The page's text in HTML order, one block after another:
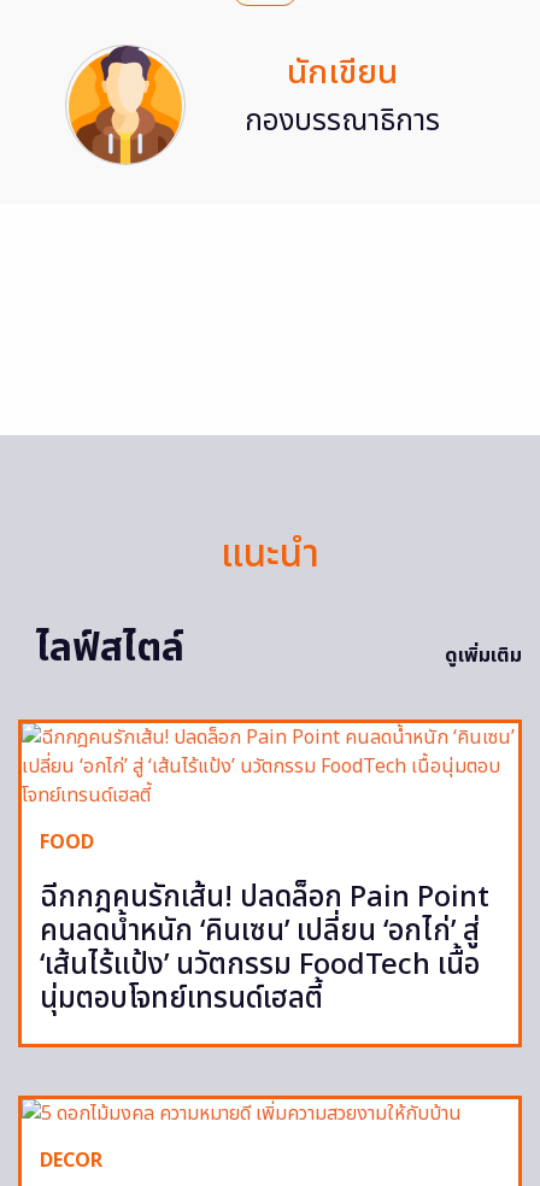
นักเขียน
กองบรรณาธิการ
แนะนำ
ไลฟ์สไตล์
ดูเพิ่มเติม
FOOD
ฉีกกฎคนรักเส้น! ปลดล็อก Pain Point
คนลดน้ำหนัก ‘คินเซน’ เปลี่ยน ‘อกไก่’ สู่
‘เส้นไร้แป้ง’ นวัตกรรม FoodTech เนื้อ
นุ่มตอบโจทย์เทรนด์เฮลตี้
DECOR